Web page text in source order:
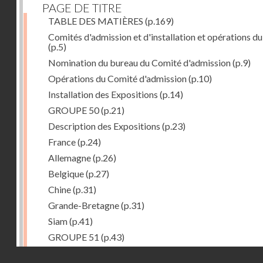
PAGE DE TITRE
TABLE DES MATIÈRES (p.169)
Comités d'admission et d'installation et opérations
(p.5)
Nomination du bureau du Comité d'admission(p.9)
Opérations du Comité d'admission(p.10)
Installation des Expositions (p.14)
GROUPE 50(p.21)
Description des Expositions (p.23)
France(p.24)
Allemagne(p.26)
Belgique(p.27)
Chine(p.31)
Grande-Bretagne(p.31)
Siam(p.41)
GROUPE 51 (p.43)